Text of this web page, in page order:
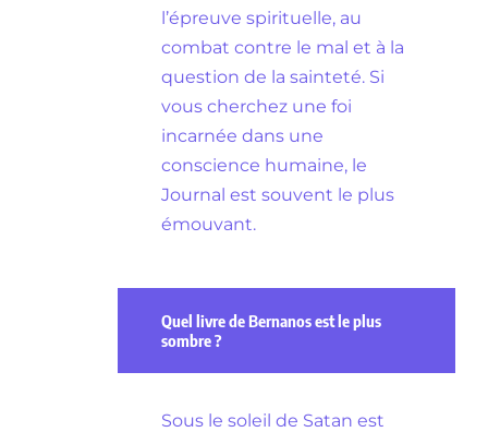
l’épreuve spirituelle, au
combat contre le mal et à la
question de la sainteté. Si
vous cherchez une foi
incarnée dans une
conscience humaine, le
Journal est souvent le plus
émouvant.
Quel livre de Bernanos est le plus
sombre ?
Sous le soleil de Satan est